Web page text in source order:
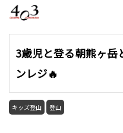
3歳児と登る朝熊ヶ岳
ンレジ🔥
キッズ登山 登山